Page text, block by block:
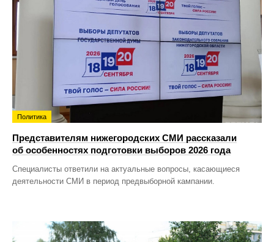
Политика
Представителям нижегородских СМИ рассказали
об особенностях подготовки выборов 2026 года
Специалисты ответили на актуальные вопросы, касающиеся
деятельности СМИ в период предвыборной кампании.